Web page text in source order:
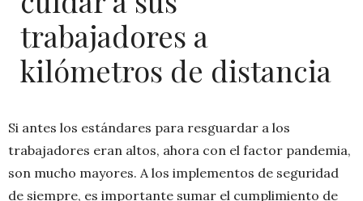
trabajadores a
kilómetros de distancia
Si antes los estándares para resguardar a los
trabajadores eran altos, ahora con el factor pandemia,
son mucho mayores. A los implementos de seguridad
de siempre, es importante sumar el cumplimiento de